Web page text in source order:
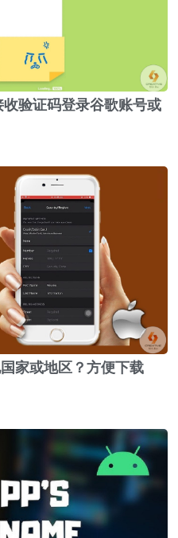
验证码登录谷歌账号或
家或地区？方便下载